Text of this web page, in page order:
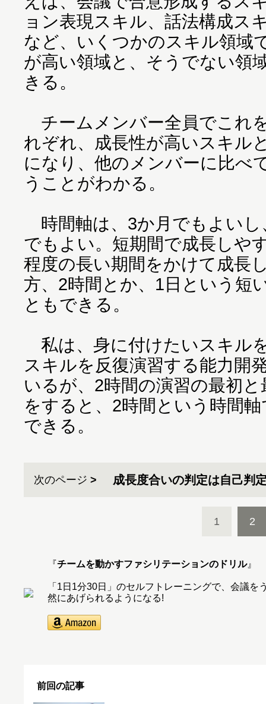
ョン表現スキル、話法構成ス
など、いくつかのスキル領域
が高い領域と、そうでない領
きる。
チームメンバー全員でこれ
れぞれ、成長性が高いスキル
になり、他のメンバーに比べ
うことがわかる。
時間軸は、3か月でもよいし
でもよい。短期間で成長しや
程度の長い期間をかけて成長
方、2時間とか、1日という短
ともできる。
私は、身に付けたいスキル
スキルを反復演習する能力開
いるが、2時間の演習の最初
をすると、2時間という時間
できる。
次のページ 成長度合いの判定は自己判
1 2
『チームを動かすファシリテーションのドリル』
「1日1分30日」のセルフトレーニングで、会議
然にあげられるようになる!
前回の記事